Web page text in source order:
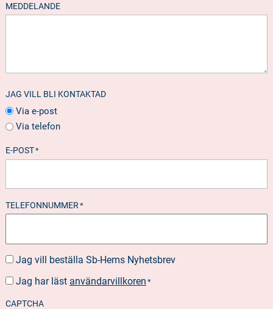
MEDDELANDE
JAG VILL BLI KONTAKTAD
Via e-post
Via telefon
E-POST*
TELEFONNUMMER *
BESTÄLLA
Jag vill beställa Sb-Hems Nyhetsbrev
SUOSTUMUS *
Jag har läst användarvillkoren *
CAPTCHA